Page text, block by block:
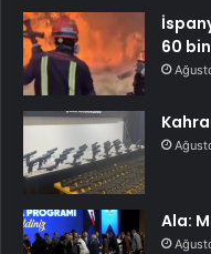
60
Ala: